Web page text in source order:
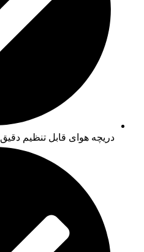
دریچه هوای قابل تنظیم دقیق